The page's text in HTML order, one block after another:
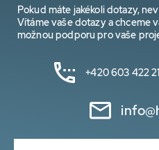
Pokud máte jakékoli dotazy,
Vítáme vaše dotazy a chceme
možnou podporu pro vaše
+420 603 422